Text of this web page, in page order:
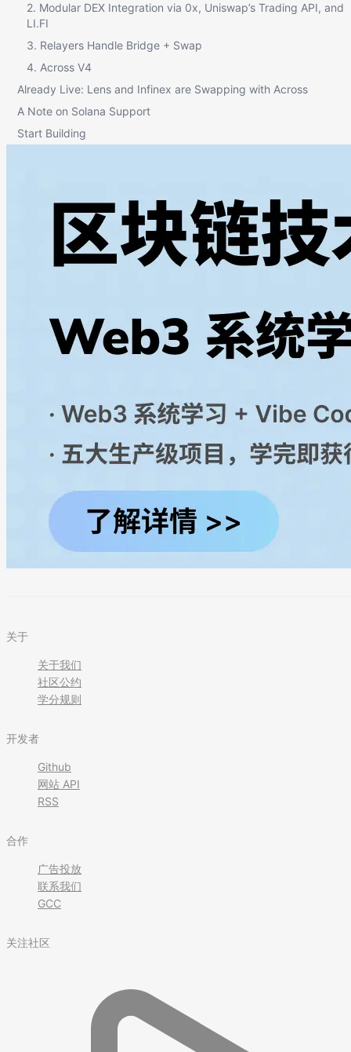
2. Modular DEX Integration via 0x, Uniswap’s Trading API, and
LI.FI
3. Relayers Handle Bridge + Swap
4. Across V4
Already Live: Lens and Infinex are Swapping with Across
A Note on Solana Support
Start Building
关于
关于我们
社区公约
学分规则
开发者
Github
网站 API
RSS
合作
广告投放
联系我们
GCC
关注社区